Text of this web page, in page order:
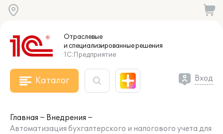
Отраслевые
и специализированныерешения
1С:Предприятие
Каталог Вход
Главная
Внедрения
Автоматизация бухгалтерского и налогового учета для